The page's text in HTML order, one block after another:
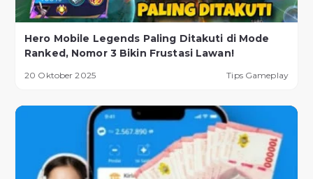
Hero Mobile Legends Paling Ditakuti di Mode
Ranked, Nomor 3 Bikin Frustasi Lawan!
20 Oktober 2025 Tips Gameplay